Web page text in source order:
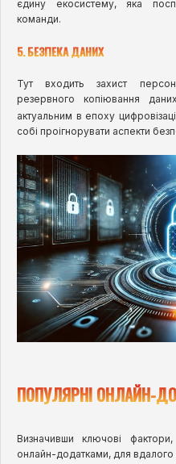
єдину екосистему, яка
команди.
5. БЕЗПЕКА ДАНИХ
Тут входить захист
резервного копіювання
актуальним в епоху
собі проігнорувати аспекти
ПОПУЛЯРНІ ОНЛАЙН-
Визначивши ключові
онлайн-додатками, для